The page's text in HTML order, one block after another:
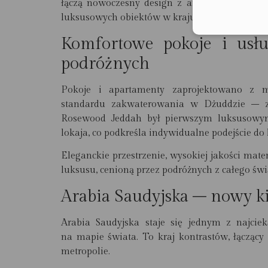
łączą nowoczesny design z arabską
luksusowych obiektów w kraju.
Komfortowe pokoje i
podróżnych
Pokoje i apartamenty zaprojektowano z
standardu zakwaterowania w Dżuddzie –
Rosewood Jeddah był pierwszym
lokaja, co podkreśla indywidualne podejście
Eleganckie przestrzenie, wysokiej jakości
luksusu, cenioną przez podróżnych z całego
Arabia Saudyjska – nowy
Arabia Saudyjska staje się jednym z
na mapie świata. To kraj kontrastów,
metropolie.